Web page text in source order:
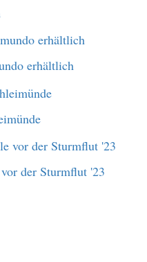
erhältlich
der Sturmflut '23